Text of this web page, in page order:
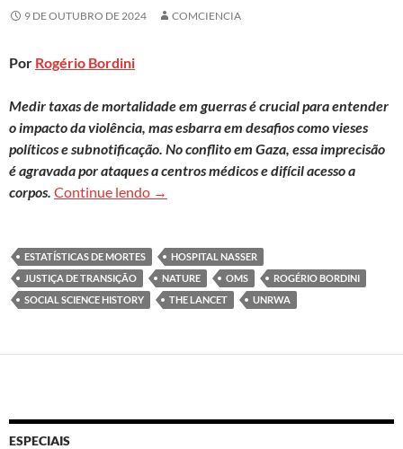
9 DE OUTUBRO DE 2024 COMCIENCIA
Por Rogério Bordini
Medir taxas de mortalidade em guerras é crucial para entender
o impacto da violência, mas esbarra em desafios como vieses
políticos e subnotificação. No conflito em Gaza, essa imprecisão
é agravada por ataques a centros médicos e difícil acesso a
corpos. Continue lendo Implicações humanitárias dos desafios
→
ESTATÍSTICAS DE MORTES
HOSPITAL NASSER
JUSTIÇA DE TRANSIÇÃO
NATURE OMS
ROGÉRIO BORDINI
SOCIAL SCIENCE HISTORY
THE LANCET UNRWA
ESPECIAIS